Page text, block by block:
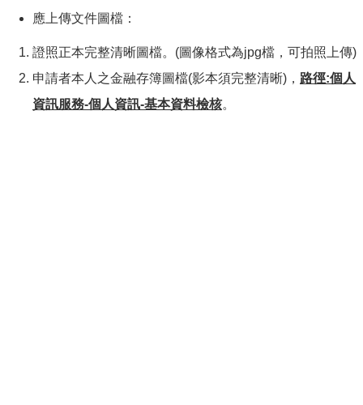
應上傳文件圖檔：
證照正本完整清晰圖檔。(圖像格式為jpg檔，可拍照上傳)
申請者本人之金融存簿圖檔(影本須完整清晰)， 路徑:個人
資訊服務-個人資訊-基本資料檢核。